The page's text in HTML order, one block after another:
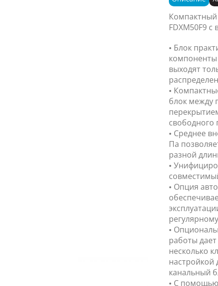
FDXM50F9
• Блок
выходят
•
блок между
свободного
• Среднее
Па
разной
•
• Опция
•
работы
несколько
настройкой
канальный
• С